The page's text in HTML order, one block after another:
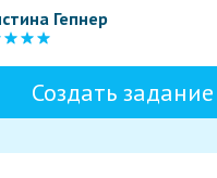
Гепнер
Создать задание